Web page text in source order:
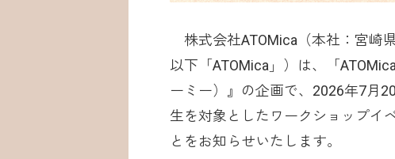
株式会社ATOMica（本社：宮崎
以下「ATOMica」）は、「
ーミー）』の企画で、2026年7月
生を対象としたワークショップイ
とをお知らせいたします。